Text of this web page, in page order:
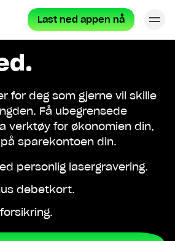
Last ned appen nå
for deg som gjerne vil skille
Få ubegrensede
verktøy for økonomien din,
sparekontoen din.
personlig lasergravering.
debetkort.